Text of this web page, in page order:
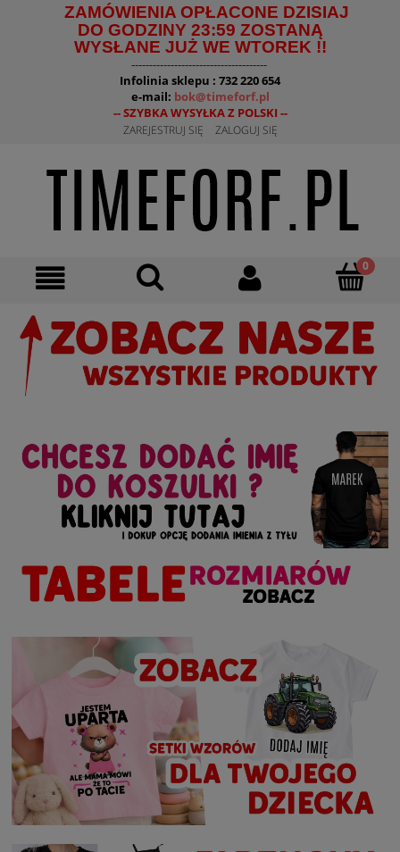
ZAMÓWIENIA OPŁACONE DZISIAJ
DO GODZINY 23:59 ZOSTANĄ
WYSŁANE JUŻ WE WTOREK !!
--------------------------------------
Infolinia sklepu : 732 220 654
e-mail: bok@timeforf.pl
-- SZYBKA WYSYŁKA Z POLSKI --
ZAREJESTRUJ SIĘ ZALOGUJ SIĘ